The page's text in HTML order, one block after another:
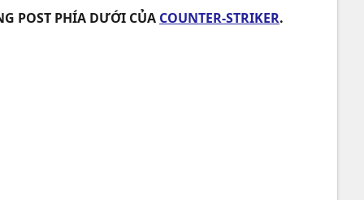
POST PHÍA DƯỚI CỦA COUNTER-STRIKER.